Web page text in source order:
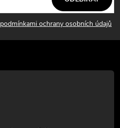
podmínkami ochrany osobních údajů